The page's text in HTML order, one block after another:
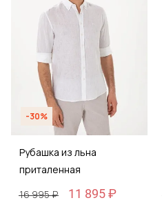
-30%
Рубашка из льна
приталенная
16 995 ₽
11 895 ₽